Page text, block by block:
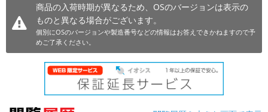
商品の入荷時期が異なるため、OSのバージョンは表示の
ものと異なる場合がございます。
個別にOSのバージョンや製造番号などの情報はお答えできかねますので予
めご了承ください。
年
年 月 まで
各項目のチェックボックスは「or検索」となります。
ただし機能別のみ「and検索」となります。